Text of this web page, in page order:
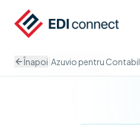
Acasă Pentru Contabil
Înapoi Azuvio pentru Contabil